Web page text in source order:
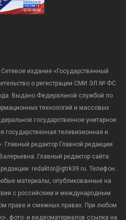
издание «Государственный
о регистрации СМИ ЭЛ № ФС
Выдано Федеральной службой по
технологий и массовых
государственное унитарное
государственная телевизионная и
редактор Главной редакции
Главный редактор сайта:
redaktor@gtrk39.ru. Телефон:
материалы, опубликованные на
с российским и международным
праве и смежных правах. При любом
, фото- и видеоматериалов ссылка на